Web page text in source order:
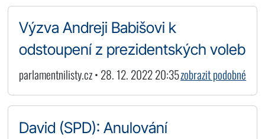
Výzva Andreji Babišovi k
odstoupení z prezidentských voleb
parlamentnilisty.cz • 28. 12. 2022 20:35zobrazit podobné
David (SPD): Anulování